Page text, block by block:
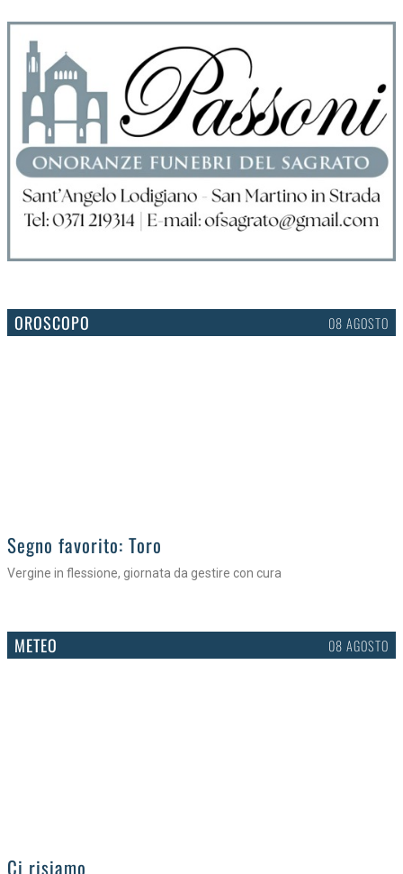
OROSCOPO 08 AGOSTO
>
Segno favorito: Toro
Vergine in flessione, giornata da gestire con cura
METEO 08 AGOSTO
>
Ci risiamo